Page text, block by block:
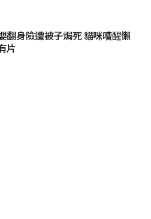
翻身險遭被子焗死 貓咪嘈醒懶
片